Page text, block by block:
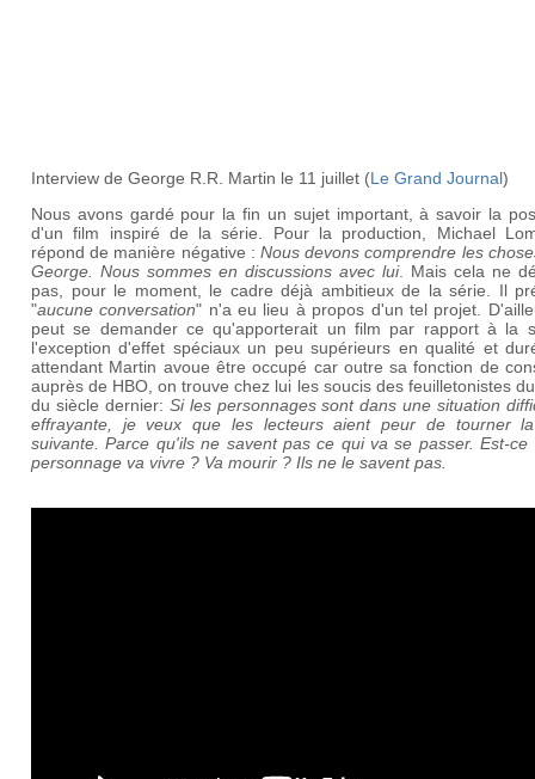
Interview de George R.R. Martin le 11 juillet (Le Grand Journal)
Nous avons gardé pour la fin un sujet important, à savoir la
d'un film inspiré de la série. Pour la production, Michael
répond de manière négative : Nous devons comprendre les
George. Nous sommes en discussions avec lui. Mais cela ne
pas, pour le moment, le cadre déjà ambitieux de la série. Il
"aucune conversation" n'a eu lieu à propos d'un tel projet.
peut se demander ce qu'apporterait un film par rapport à la
l'exception d'effet spéciaux un peu supérieurs en qualité et
attendant Martin avoue être occupé car outre sa fonction de
auprès de HBO, on trouve chez lui les soucis des feuilletonistes
du siècle dernier: Si les personnages sont dans une situation
effrayante, je veux que les lecteurs aient peur de tourner
suivante. Parce qu'ils ne savent pas ce qui va se passer. Est-ce
personnage va vivre ? Va mourir ? Ils ne le savent pas.